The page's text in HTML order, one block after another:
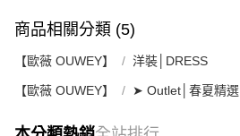
商品相關分類 (5)
【歐薇 OUWEY】 洋裝│DRESS
【歐薇 OUWEY】 ➤ Outlet│春夏精選